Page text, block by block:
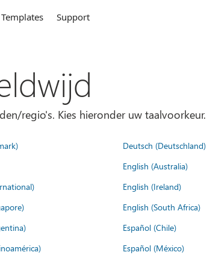
Templates Support
regio's. Kies hieronder uw taalvoorkeur.
Deutsch (Deutschland)
English (Australia)
English (Ireland)
English (South Africa)
Español (Chile)
Español (México)